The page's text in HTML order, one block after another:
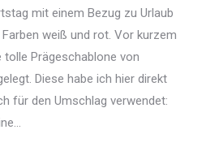
mit einem Bezug zu Urlaub
weiß und rot. Vor kurzem
Prägeschablone von
Diese habe ich hier direkt
für den Umschlag verwendet: